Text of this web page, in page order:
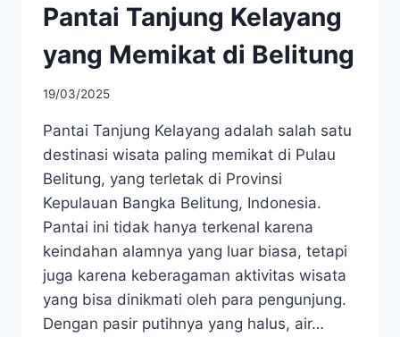
Pantai Tanjung Kelayang
yang Memikat di Belitung
19/03/2025
Pantai Tanjung Kelayang adalah salah satu
destinasi wisata paling memikat di Pulau
Belitung, yang terletak di Provinsi
Kepulauan Bangka Belitung, Indonesia.
Pantai ini tidak hanya terkenal karena
keindahan alamnya yang luar biasa, tetapi
juga karena keberagaman aktivitas wisata
yang bisa dinikmati oleh para pengunjung.
Dengan pasir putihnya yang halus, air…